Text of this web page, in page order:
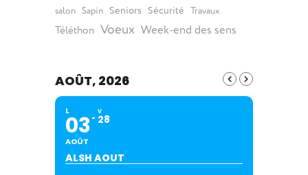
salon Sapin Seniors Sécurité Travaux
Téléthon Voeux Week-end des sens
AOÛT, 2026
L
03
AOÛT
V
28
ALSH AOUT